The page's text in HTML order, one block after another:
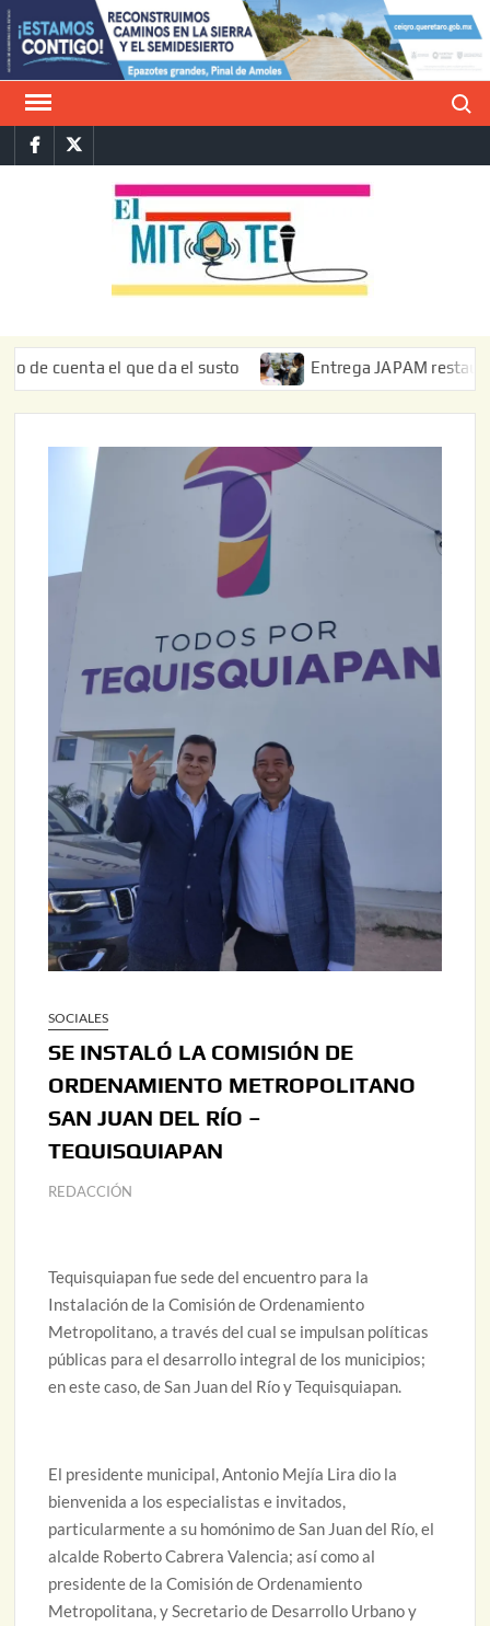
Saltar
al
contenido
FacebookTwitter
el que da el susto Entrega JAPAM restauración
SOCIALES
SE INSTALÓ LA COMISIÓN DE
ORDENAMIENTO METROPOLITANO
SAN JUAN DEL RÍO –
TEQUISQUIAPAN
REDACCIÓN
Tequisquiapan fue sede del encuentro para la
Instalación de la Comisión de Ordenamiento
Metropolitano, a través del cual se impulsan políticas
públicas para el desarrollo integral de los municipios;
en este caso, de San Juan del Río y Tequisquiapan.
El presidente municipal, Antonio Mejía Lira dio la
bienvenida a los especialistas e invitados,
particularmente a su homónimo de San Juan del Río, el
alcalde Roberto Cabrera Valencia; así como al
presidente de la Comisión de Ordenamiento
Metropolitana, y Secretario de Desarrollo Urbano y